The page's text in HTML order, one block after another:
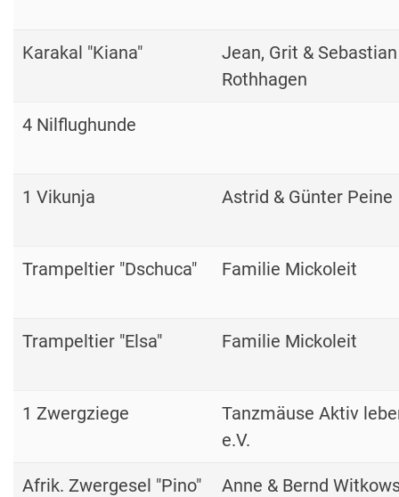
Karakal "Kiana"
Jean, Grit & Sebastian
Rothhagen
4 Nilflughunde
1 Vikunja Astrid & Günter Peine
Trampeltier "Dschuca" Familie Mickoleit
Trampeltier "Elsa" Familie Mickoleit
1 Zwergziege
Tanzmäuse Aktiv
e.V.
Afrik. Zwergesel "Pino" Anne & Bernd